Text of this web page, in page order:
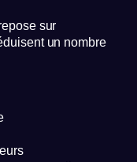
sur
un nombre